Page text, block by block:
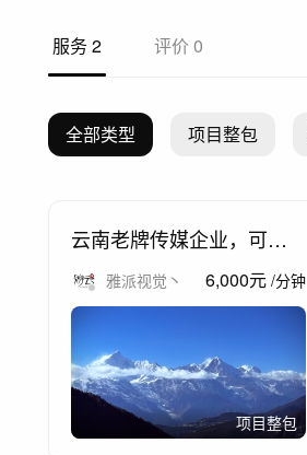
服务2 评价 0
全部类型 项目整包
云南老牌传媒企业，可完
全承接传媒类项目一站式
服务，包满意。
雅派视觉丶 6,000元 /分钟
项目整包